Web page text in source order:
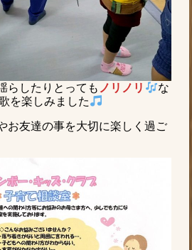
らしたりとっても ノリノリ
な
を楽しみました
お友達の事を大切に楽しく過ご